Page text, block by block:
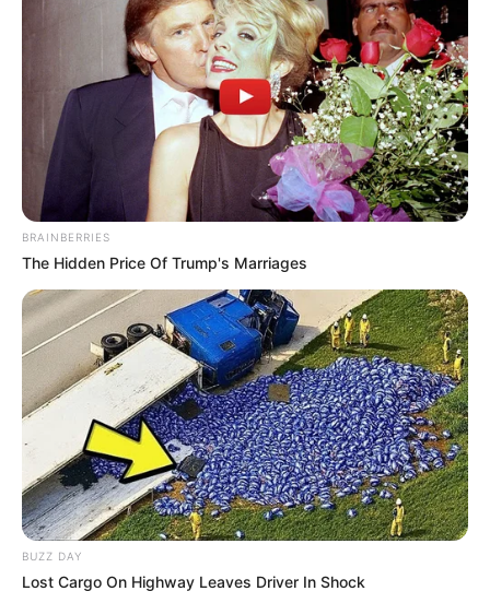
BRAINBERRIES
The Hidden Price Of Trump's Marriages
BUZZ DAY
Lost Cargo On Highway Leaves Driver In Shock